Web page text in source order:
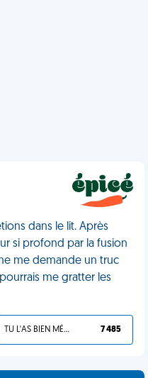
dans le lit. Après
si profond par la fusion
me demande un truc
me gratter les
TU L'AS BIEN MÉRITÉ 7 485